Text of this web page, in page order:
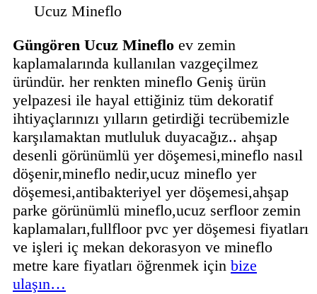
Ucuz Mineflo
Güngören Ucuz Mineflo ev zemin
kaplamalarında kullanılan vazgeçilmez
üründür. her renkten mineflo Geniş ürün
yelpazesi ile hayal ettiğiniz tüm dekoratif
ihtiyaçlarınızı yılların getirdiği tecrübemizle
karşılamaktan mutluluk duyacağız.. ahşap
desenli görünümlü yer döşemesi,mineflo nasıl
döşenir,mineflo nedir,ucuz mineflo yer
döşemesi,antibakteriyel yer döşemesi,ahşap
parke görünümlü mineflo,ucuz serfloor zemin
kaplamaları,fullfloor pvc yer döşemesi fiyatları
ve işleri iç mekan dekorasyon ve mineflo
metre kare fiyatları öğrenmek için bize
ulaşın…